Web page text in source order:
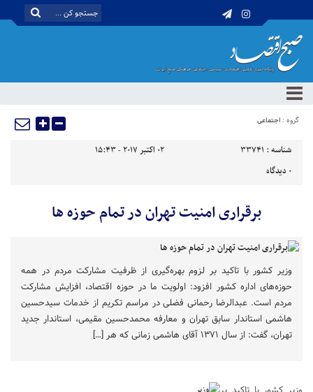
گروه : اجتماعی
شناسه : 33741
02 اکتبر 2017 - 15:43
0 دیدگاه
برقراری امنیت تهران در تمام حوزه ها
وزیر کشور با تاکید بر لزوم بهره‌گیری از ظرفیت مشارکت مردم در همه
حوزه‌های اداره کشور افزود: اولویت ما در حوزه اقتصاد، افزایش مشارکت
مردم است. عبدالرضا رحمانی فضلی در مراسم تکریم از خدمات سیدحسین
هاشمی استاندار سابق تهران و معارفه محمدحسین مقیمی، استاندار جدید
تهران، گفت: از سال ۱۳۷۱ آقای هاشمی زمانی که هر […]